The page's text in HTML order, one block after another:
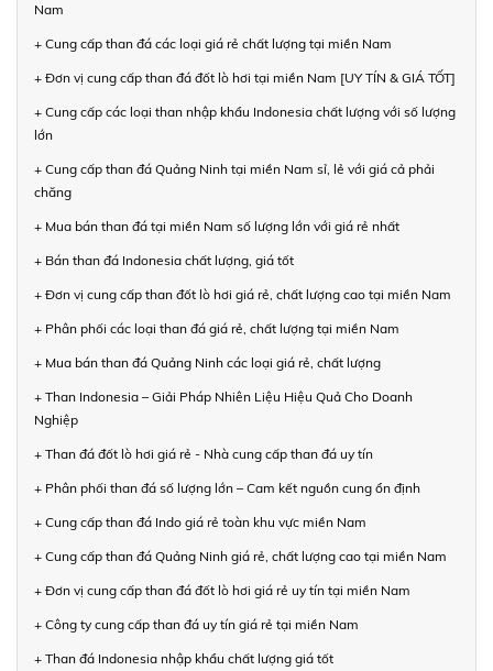
Nam
+ Cung cấp than đá các loại giá rẻ chất lượng tại miền Nam
+ Đơn vị cung cấp than đá đốt lò hơi tại miền Nam [UY TÍN & GIÁ TỐT]
+ Cung cấp các loại than nhập khẩu Indonesia chất lượng với số lượng
lớn
+ Cung cấp than đá Quảng Ninh tại miền Nam sỉ, lẻ với giá cả phải
chăng
+ Mua bán than đá tại miền Nam số lượng lớn với giá rẻ nhất
+ Bán than đá Indonesia chất lượng, giá tốt
+ Đơn vị cung cấp than đốt lò hơi giá rẻ, chất lượng cao tại miền Nam
+ Phân phối các loại than đá giá rẻ, chất lượng tại miền Nam
+ Mua bán than đá Quảng Ninh các loại giá rẻ, chất lượng
+ Than Indonesia – Giải Pháp Nhiên Liệu Hiệu Quả Cho Doanh
Nghiệp
+ Than đá đốt lò hơi giá rẻ - Nhà cung cấp than đá uy tín
+ Phân phối than đá số lượng lớn – Cam kết nguồn cung ổn định
+ Cung cấp than đá Indo giá rẻ toàn khu vực miền Nam
+ Cung cấp than đá Quảng Ninh giá rẻ, chất lượng cao tại miền Nam
+ Đơn vị cung cấp than đá đốt lò hơi giá rẻ uy tín tại miền Nam
+ Công ty cung cấp than đá uy tín giá rẻ tại miền Nam
+ Than đá Indonesia nhập khẩu chất lượng giá tốt